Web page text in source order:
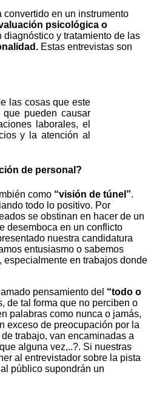
convertido en un instrumento
psicológica o
y tratamiento de las
Estas entrevistas son
las cosas que este
que pueden causar
laborales, el
y la atención al
de personal?
como “visión de túnel”.
todo lo positivo. Por
se obstinan en hacer de un
desemboca en un conflicto
nuestra candidatura
entusiasmo o sabemos
especialmente en trabajos donde
pensamiento del “todo o
de tal forma que no perciben o
palabras como nunca o jamás,
exceso de preocupación por la
trabajo, van encaminadas a
alguna vez,..?. Si nuestras
al entrevistador sobre la pista
público supondrán un